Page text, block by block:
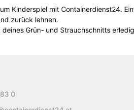
Kinderspiel mit Containerdienst24.
zurück lehnen.
Grün- und Strauchschnitts
0